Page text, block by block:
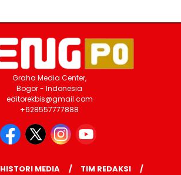
Graha Media Center,
Bogor - Indonesia
editorekbis@gmail.com
+628557777888
HISTORI MEDIA
TIM REDAKSI